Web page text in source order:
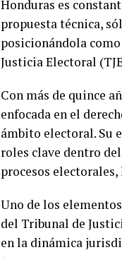
Honduras es
propuesta técnica,
posicionándola
Justicia Electoral
Con más de quince
enfocada en el
ámbito electoral. Su
roles clave dentro
procesos
Uno de los
del Tribunal de
en la dinámica